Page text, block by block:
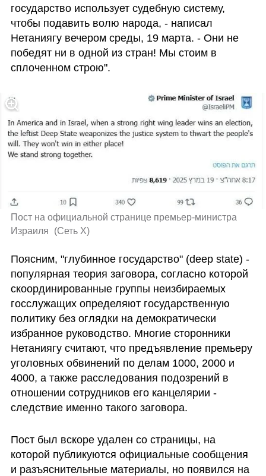
государство использует судебную систему,
чтобы подавить волю народа, - написал
Нетаниягу вечером среды, 19 марта. - Они не
победят ни в одной из стран! Мы стоим в
сплоченном строю".
Пост на официальной странице премьер-министра
Израиля
(Сеть X)
Поясним, "глубинное государство" (deep state) -
популярная теория заговора, согласно которой
скоординированные группы неизбираемых
госслужащих определяют государственную
политику без оглядки на демократически
избранное руководство. Многие сторонники
Нетаниягу считают, что предъявление премьеру
уголовных обвинений по делам 1000, 2000 и
4000, а также расследования подозрений в
отношении сотрудников его канцелярии -
следствие именно такого заговора.
Пост был вскоре удален со страницы, на
которой публикуются официальные сообщения
и разъяснительные материалы, но появился на